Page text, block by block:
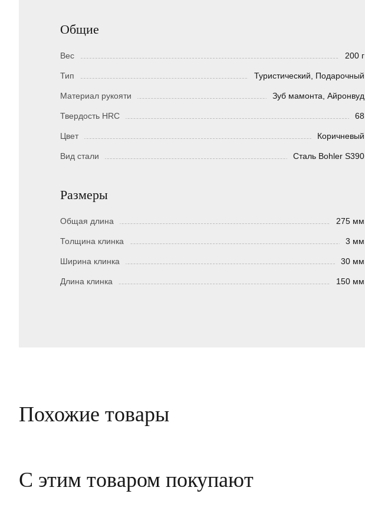
Общие
Вес 200 г
Тип Туристический, Подарочный
Материал рукояти Зуб мамонта, Айронвуд
Твердость HRC 68
Цвет Коричневый
Вид стали Сталь Bohler S390
Размеры
Общая длина 275 мм
Толщина клинка 3 мм
Ширина клинка 30 мм
Длина клинка 150 мм
Похожие товары
С этим товаром покупают